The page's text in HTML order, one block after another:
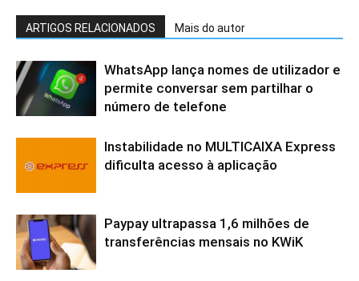
ARTIGOS RELACIONADOS Mais do autor
WhatsApp lança nomes de utilizador e
permite conversar sem partilhar o
número de telefone
Instabilidade no MULTICAIXA Express
dificulta acesso à aplicação
Paypay ultrapassa 1,6 milhões de
transferências mensais no KWiK